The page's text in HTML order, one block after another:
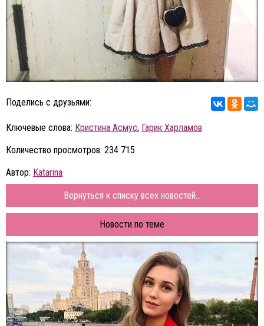
Поделись с друзьями:
Ключевые слова: Кристина Асмус, Гарик Харламов
Количество просмотров: 234 715
Автор: Katarina
Вернуться к списку всех новостей...
Новости по теме